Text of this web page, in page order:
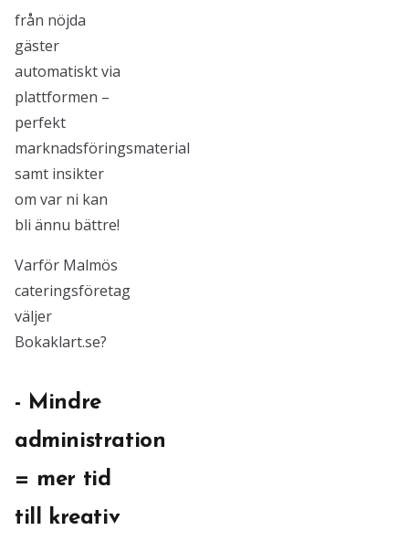
från nöjda
gäster
automatiskt via
plattformen –
perfekt
marknadsföringsmaterial
samt insikter
om var ni kan
bli ännu bättre!
Varför Malmös
cateringsföretag
väljer
Bokaklart.se?
- Mindre
administration
= mer tid
till kreativ